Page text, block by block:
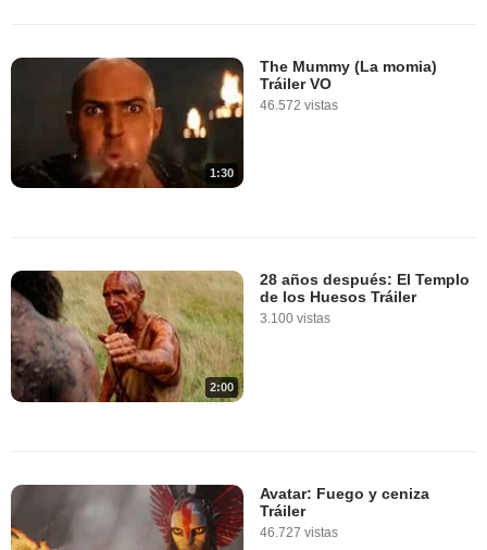
1:30
The Mummy (La momia)
Tráiler VO
46.572 vistas
2:00
28 años después: El Templo
de los Huesos Tráiler
3.100 vistas
Avatar: Fuego y ceniza
Tráiler
46.727 vistas